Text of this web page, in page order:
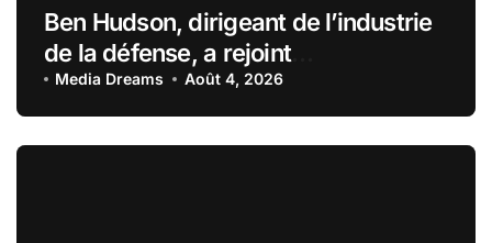
Ben Hudson, dirigeant de l’industrie
de la défense, a rejoint
CZECHOSLOVAK GROUP (CSG) en
qualité de vice-président du conseil
d’administration
Media Dreams Août 4, 2026